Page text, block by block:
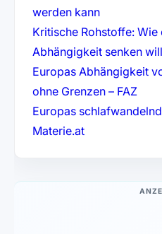
werden kann(öffnet in
Kritische Rohstoffe:
Abhängigkeit senken will
Europas Abhängigkeit
ohne Grenzen – FAZ
Europas
Materie.at(öffnet in